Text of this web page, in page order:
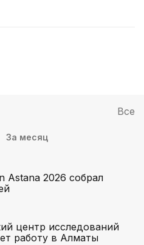
Все
За месяц
Astana 2026 собрал
центр исследований
работу в Алматы